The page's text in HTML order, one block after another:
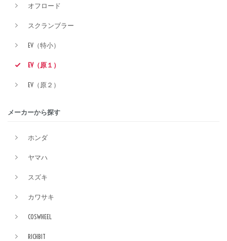
オフロード
スクランブラー
EV（特小）
EV（原１）
EV（原２）
メーカーから探す
ホンダ
ヤマハ
スズキ
カワサキ
COSWHEEL
RICHBIT